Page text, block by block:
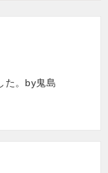
た。by鬼島